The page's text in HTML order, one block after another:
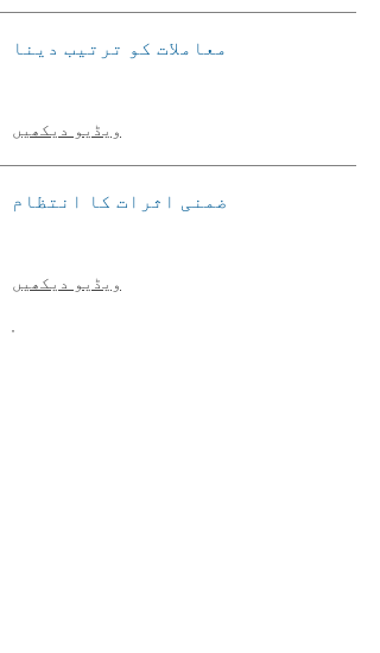
معاملات کو ترتیب دینا
ویڈیو دیکھیں
ضمنی اثرات کا انتظام
ویڈیو دیکھیں